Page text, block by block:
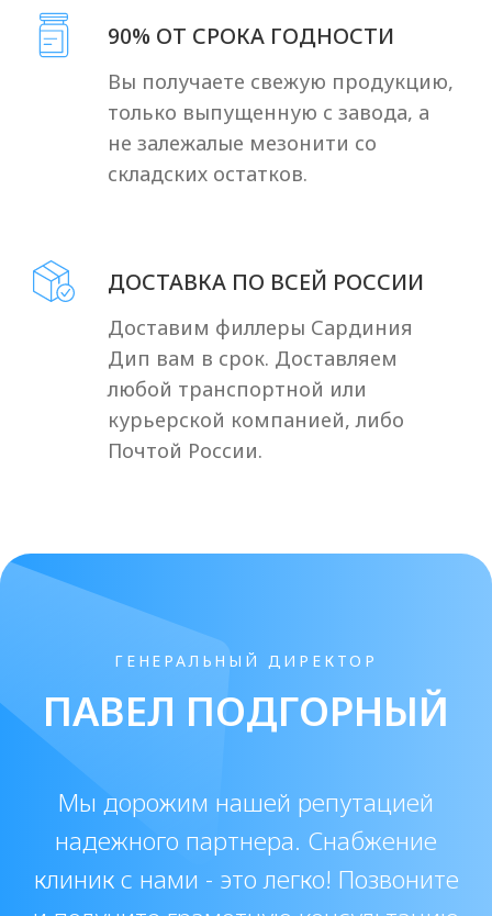
Эффективность
Sardenya Deep:
цена, техника
введения и
протокол
применения
Cардиния Дип – филлер для
контурной пластики
Cардиния дип филлердля контурной
пластики, разработанный для
коррекции возрастных изменений.
Благодаря высокой вязкости и
пластичности, препарат применяется
для восполнения объема и устранения
Cардиния Дип филлер – удобный
заказ с доставкой
Если вы хотите приобрести Sardenya
deep филлер, оформите заказ в нашем
выгодные условия покупки, быструю
доставку и сертифицированную
продукцию. Уточняйте актуальную цену
Cардиния дип филлер на сайте или у
наших консультантов.
Протокол Sardenya deep: этапы